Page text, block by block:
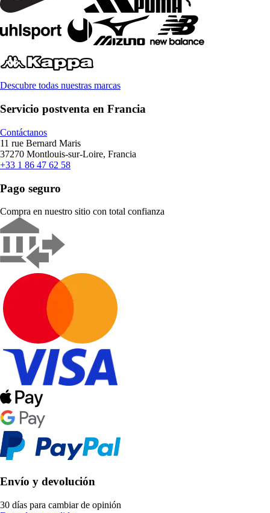
Descubre todas nuestras marcas
Servicio postventa en Francia
Contáctanos
11 rue Bernard Maris
37270 Montlouis-sur-Loire, Francia
+33 1 86 47 62 58
Pago seguro
Compra en nuestro sitio con total confianza
Envío y devolución
30 días para cambiar de opinión